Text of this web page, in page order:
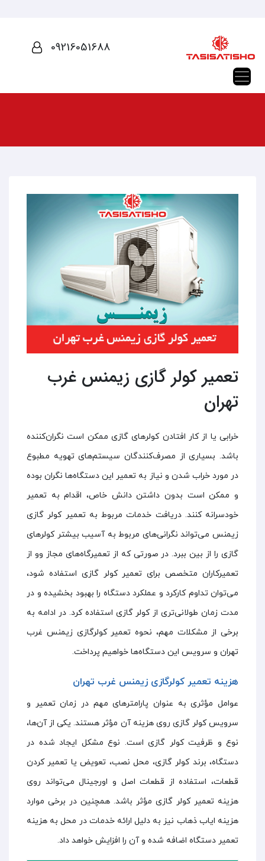
09216051688
تعمیر کولر گازی زیمنس غرب
تهران
خرابی یا از کار افتادن کولر‌های گازی ممکن است نگران‌کننده
باشد. بسیاری از مصرف‌کنندگان سیستم‌های تهویه مطبوع
در مورد خراب شدن و نیاز به تعمیر این دستگاه‌ها نگران بوده
و ممکن است بدون داشتن دانش خاص، اقدام به تعمیر
خودسرانه کنند. دریافت خدمات مربوط به تعمیر کولر گازی
زیمنس می‌تواند نگرانی‌های مربوط به آسیب بیشتر کولر‌های
گازی را از بین ببرد. در صورتی که از تعمیرگاه‌های مجاز وو از
تعمیرکاران متخصص برای تعمیر کولر گازی استفاده شود‌،
می‌توان تداوم کارکرد و عملکرد دستگاه را بهبود بخشیده و در
مدت زمان طولانی‌تری از کولر گازی استفاده کرد. در ادامه به
برخی از مشکلات مهم، نحوه تعمیر کولرگازی زیمنس غرب
تهران و سرویس این دستگاه‌ها خواهیم پرداخت.
هزینه تعمیر کولرگازی زیمنس غرب تهران
عوامل مؤثری به عنوان پارامتر‌های مهم در زمان تعمیر و
سرویس کولر گازی روی هزینه آن مؤثر هستند. یکی از آن‌ها،
نوع و ظرفیت کولر گازی است. نوع مشکل ایجاد شده در
دستگاه، برند کولر گازی، محل نصب، تعویض یا تعمیر کردن
قطعات، استفاده از قطعات اصل و اورجینال می‌تواند روی
هزینه تعمیر کولر گازی مؤثر باشد. همچنین در برخی موارد
هزینه ایاب ذهاب نیز به دلیل ارائه خدمات در محل به هزینه
تعمیر دستگاه اضافه شده و آن را افزایش خواهد داد.